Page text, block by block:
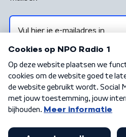
Algemene voorwaarden